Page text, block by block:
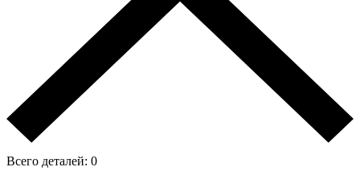
Всего деталей: 0